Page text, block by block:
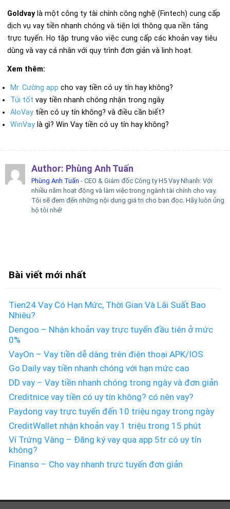
Goldvaylà một công ty tài chính công nghệ (Fintech) cung cấp
dịch vụ vay tiền nhanh chóng và tiện lợi thông qua nền tảng
trực tuyến. Họ tập trung vào việc cung cấp các khoản vay tiêu
dùng và vay cá nhân với quy trình đơn giản và linh hoạt.
Xem thêm:
Mr. Cường app cho vay tiền có uy tín hay không?
Túi tốt vay tiền nhanh chóng nhận trong ngày
AloVay tiền có uy tín không? và điều cần biết?
WinVay là gì? Win Vay tiền có uy tín hay không?
Author: Phùng Anh Tuấn
Phùng Anh Tuấn - CEO & Giám đốc Công ty H5 Vay Nhanh: Với
nhiều năm hoạt động và làm việc trong ngành tài chính cho vay.
Tôi sẽ đem đến những nội dung giá trị cho bạn đọc. Hãy luôn ủng
hộ tôi nhé!
Bài viết mới nhất
Tien24 Vay Có Hạn Mức, Thời Gian Và Lãi Suất Bao
Nhiêu?
Dengoo – Nhận khoản vay trực tuyến đầu tiên ở mức
0%
VayOn – Vay tiền dễ dàng trên điện thoại APK/IOS
Go Daily vay tiền nhanh chóng với hạn mức cao
DD vay – Vay tiền nhanh chóng trong ngày và đơn giản
Creditnice vay tiền có uy tín không? có nên vay?
Paydong vay trực tuyến đến 10 triệu ngay trong ngày
CreditWallet nhận khoản vay 1 triệu trong 15 phút
Ví Trứng Vàng – Đăng ký vay qua app 5tr có uy tín
không?
Finanso – Cho vay nhanh trực tuyến đơn giản